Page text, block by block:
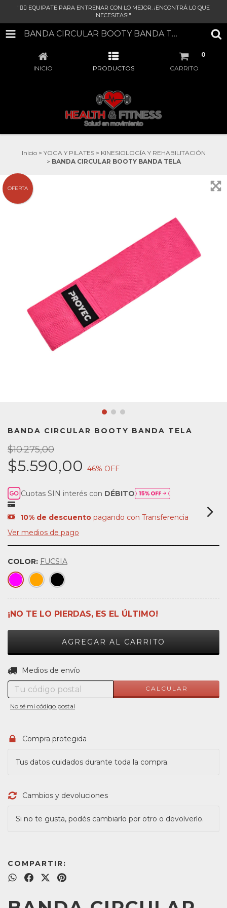
"🏋‍♀ EQUIPATE PARA ENTRENAR CON LO MEJOR. ¡ENCONTRÁ LO QUE
NECESITAS!"
BANDA CIRCULAR BOOTY BANDA TELA
INICIO PRODUCTOS CARRITO
0
Inicio > YOGA Y PILATES > KINESIOLOGÍA Y REHABILITACIÓN
> BANDA CIRCULAR BOOTY BANDA TELA
OFERTA
BANDA CIRCULAR BOOTY BANDA TELA
$10.275,00
$5.590,00 46% OFF
Cuotas SIN interés con DÉBITO
10% de descuento pagando con Transferencia
Ver medios de pago
COLOR: FUCSIA
¡NO TE LO PIERDAS, ES EL ÚLTIMO!
Entregas para el CP:
Medios de envío
CALCULAR
No sé mi código postal
Compra protegida
Tus datos cuidados durante toda la compra.
Cambios y devoluciones
Si no te gusta, podés cambiarlo por otro o devolverlo.
COMPARTIR: